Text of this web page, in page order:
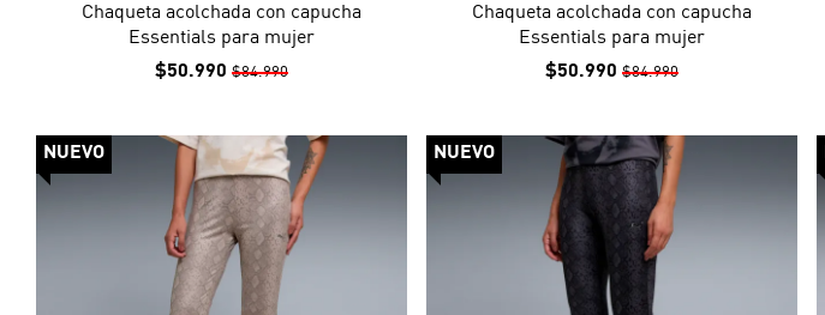
Chaqueta acolchada con capucha
Essentials para mujer
$50.990 $84.990
Chaqueta acolchada con capucha
Essentials para mujer
$50.990 $84.990
NUEVO NUEVO